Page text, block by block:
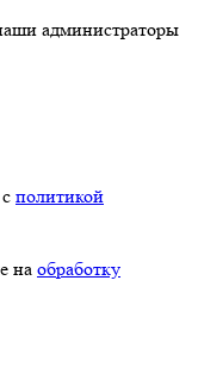
администраторы
политикой
на обработку